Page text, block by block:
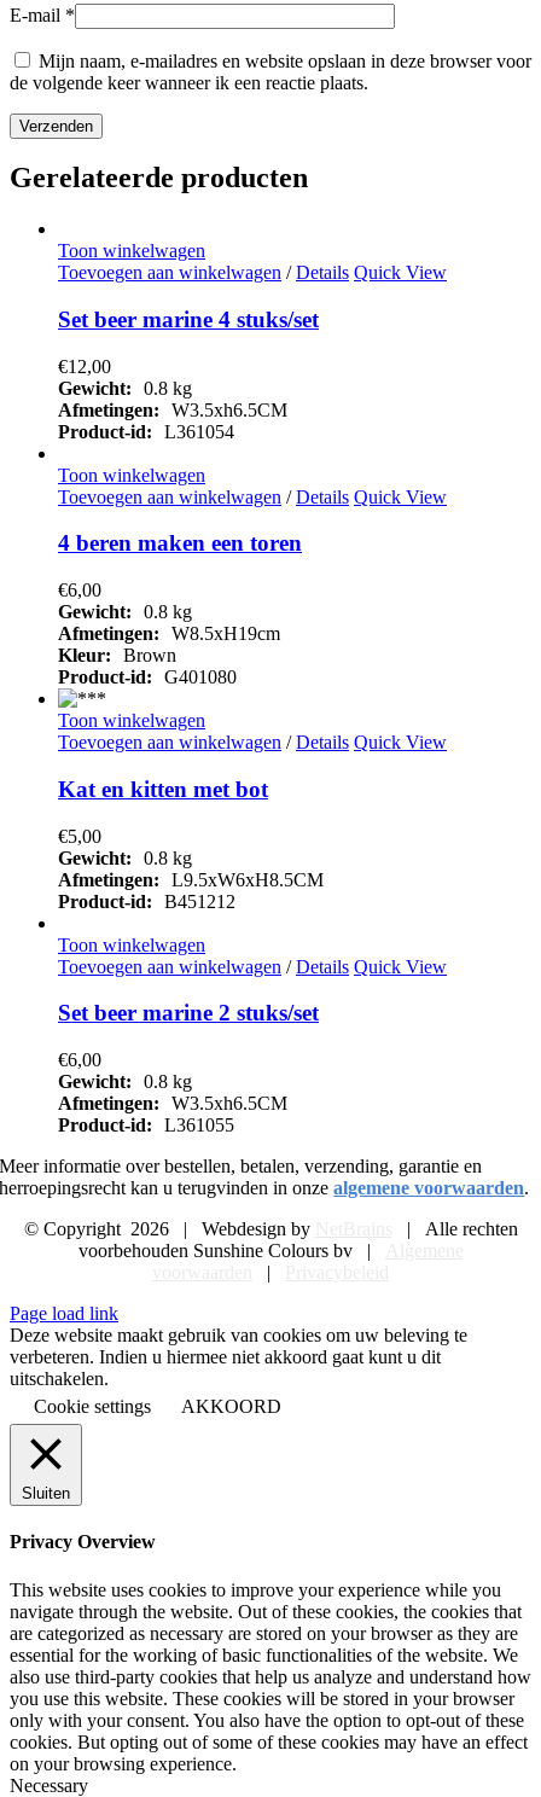
E-mail *
Mijn naam, e-mailadres en website opslaan in deze browser voor
de volgende keer wanneer ik een reactie plaats.
Gerelateerde producten
Toon winkelwagen
Toevoegen aan winkelwagen / Details Quick View
Set beer marine 4 stuks/set
€12,00
Gewicht:
0.8 kg
Afmetingen:
W3.5xh6.5CM
Product-id:
L361054
Toon winkelwagen
Toevoegen aan winkelwagen / Details Quick View
4 beren maken een toren
€6,00
Gewicht:
0.8 kg
Afmetingen:
W8.5xH19cm
Kleur:
Brown
Product-id:
G401080
Toon winkelwagen
Toevoegen aan winkelwagen / Details Quick View
Kat en kitten met bot
€5,00
Gewicht:
0.8 kg
Afmetingen:
L9.5xW6xH8.5CM
Product-id:
B451212
Toon winkelwagen
Toevoegen aan winkelwagen / Details Quick View
Set beer marine 2 stuks/set
€6,00
Gewicht:
0.8 kg
Afmetingen:
W3.5xh6.5CM
Product-id:
L361055
Meer informatie over bestellen, betalen, verzending, garantie en
herroepingsrecht kan u terugvinden in onzealgemene voorwaarden.
© Copyright 2026 | Webdesign by
| Alle rechten
voorbehouden Sunshine Colours bv |
|
Page load link
Deze website maakt gebruik van cookies om uw beleving te
verbeteren. Indien u hiermee niet akkoord gaat kunt u dit
uitschakelen.
Cookie settings
AKKOORD
Sluiten
Privacy Overview
This website uses cookies to improve your experience while you
navigate through the website. Out of these cookies, the cookies that
are categorized as necessary are stored on your browser as they are
essential for the working of basic functionalities of the website. We
also use third-party cookies that help us analyze and understand how
you use this website. These cookies will be stored in your browser
only with your consent. You also have the option to opt-out of these
cookies. But opting out of some of these cookies may have an effect
on your browsing experience.
Necessary